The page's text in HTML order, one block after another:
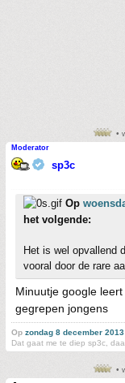
•
Moderator
sp3c
Op
het volgende:
Het is wel opvallend
vooral door de rare
Minuutje google
gegrepen jongens
Op zondag 8 december 2013
Dat gaat me te diep sp3c,
•